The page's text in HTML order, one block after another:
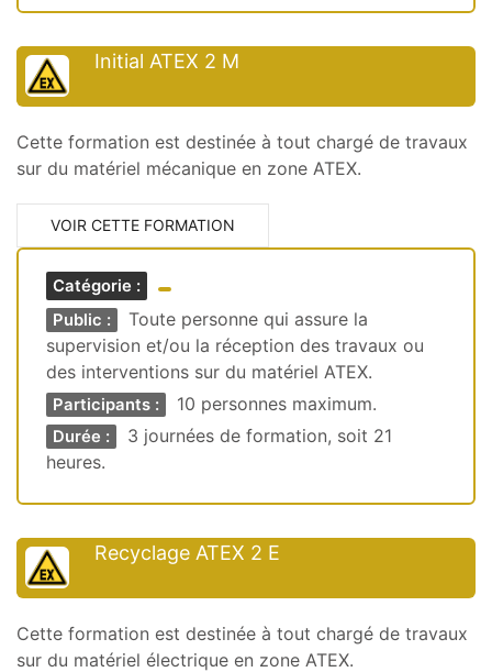
Initial ATEX 2 M
Cette formation est destinée à tout chargé de travaux
sur du matériel mécanique en zone ATEX.
VOIR CETTE FORMATION
Catégorie :
Public :
Toute personne qui assure la
supervision et/ou la réception des travaux ou
des interventions sur du matériel ATEX.
Participants : 10 personnes maximum.
Durée :
3 journées de formation, soit 21
heures.
Recyclage ATEX 2 E
Cette formation est destinée à tout chargé de travaux
sur du matériel électrique en zone ATEX.